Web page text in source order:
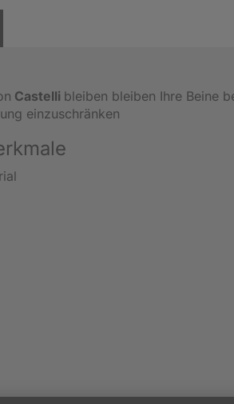
Castelli bleiben bleiben Ihre Beine
einzuschränken